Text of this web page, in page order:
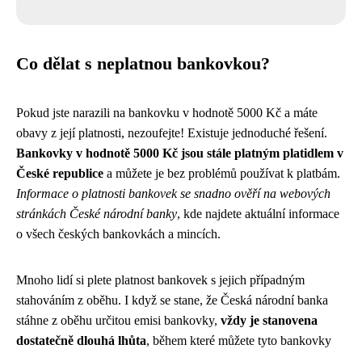
Co dělat s neplatnou bankovkou?
Pokud jste narazili na bankovku v hodnotě 5000 Kč a máte
obavy z její platnosti, nezoufejte! Existuje jednoduché řešení.
Bankovky v hodnotě 5000 Kč jsou stále platným platidlem v
České republice a můžete je bez problémů používat k platbám.
Informace o platnosti bankovek se snadno ověří na webových
stránkách České národní banky, kde najdete aktuální informace
o všech českých bankovkách a mincích.
Mnoho lidí si plete platnost bankovek s jejich případným
stahováním z oběhu. I když se stane, že Česká národní banka
stáhne z oběhu určitou emisi bankovky, vždy je stanovena
dostatečně dlouhá lhůta, během které můžete tyto bankovky